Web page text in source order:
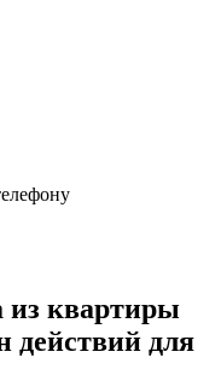
из квартиры
действий для